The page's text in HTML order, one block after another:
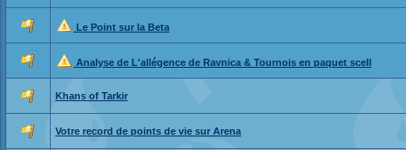
Le Point sur la Beta
Analyse de L'allégence de Ravnica & Tournois en paquet scell
Khans of Tarkir
Votre record de points de vie sur Arena